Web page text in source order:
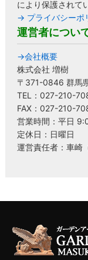
により保護されて
→ プライバシーポ
運営者につい
→会社概要
株式会社 増樹
〒371-0846 群馬
TEL：027-210-
FAX：027-210-
営業時間：平日
定休日：日曜日
運営責任者：車崎